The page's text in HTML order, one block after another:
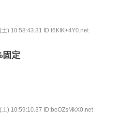
) 10:58:43.31 ID:l6KIK+4Y0.net
固定
) 10:59:10.37 ID:beOZsMkX0.net